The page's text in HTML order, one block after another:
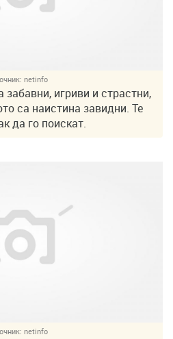
netinfo
забавни, игриви и страстни,
са наистина завидни. Те
да го поискат.
netinfo